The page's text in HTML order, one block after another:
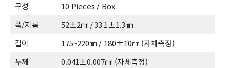
구성
10 Pieces / Box
폭/지름
52±2㎜ / 33.1±1.3㎜
길이
175~220㎜ / 180±10㎜ (자체측정)
두께
0.041±0.007㎜ (자체측정)